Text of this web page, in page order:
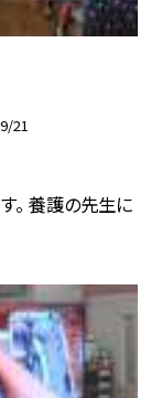
21
。 養護の先生に